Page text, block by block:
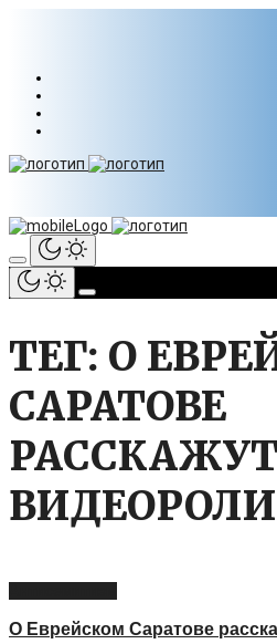
ТЕГ: О
САРАТОВЕ
О Еврейском Саратове